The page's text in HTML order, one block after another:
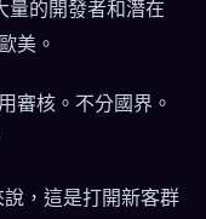
的開發者和潛在
美。
審核。不分國界。
，這是打開新客群